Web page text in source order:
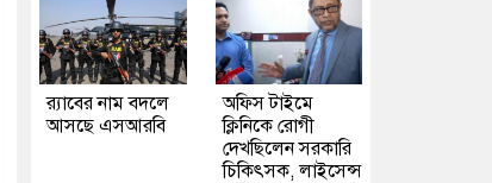
র‍্যাবের নাম বদলে
আসছে এসআরবি
অফিস টাইমে
ক্লিনিকে রোগী
দেখছিলেন সরকারি
চিকিৎসক, লাইসেন্স